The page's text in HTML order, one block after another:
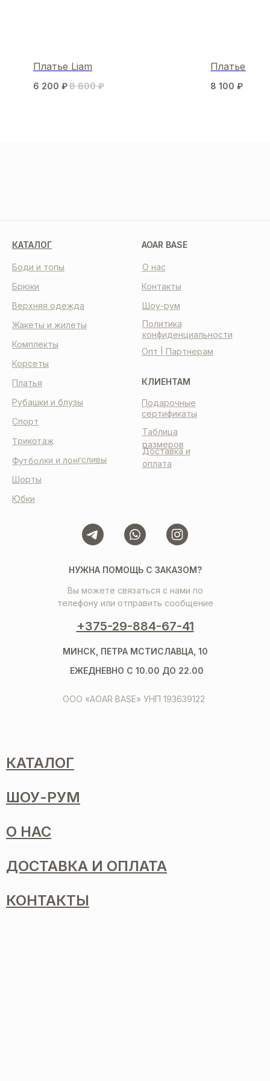
Платье Liam
6 200 ₽8 800 ₽
Платье
8 100 ₽
КАТАЛОГ
КЛИЕНТАМ
Таблица
размеров
Доставка и
оплата
Подарочные
сертификаты
НУЖНА ПОМОЩЬ С ЗАКАЗОМ?
Вы можете связаться с нами по
телефону или отправить сообщение
+375-29-884-67-41
ООО «AOAR BASE» УНП 193639122
МИНСК, ПЕТРА МСТИСЛАВЦА, 10
ЕЖЕДНЕВНО С 10.00 ДО 22.00
AOAR BASE
О нас
Контакты
Шоу-рум
Политика
конфиденциальности
Опт | Партнерам
Корсеты
Платья
Боди и топы
Комплекты
Шорты
Спорт
Рубашки и блузы
Брюки
Жакеты и жилеты
Трикотаж
Футболки и лонгсливы
Верхняя одежда
Юбки
КАТАЛОГ
ШОУ-РУМ
О НАС
ДОСТАВКА И ОПЛАТА
КОНТАКТЫ